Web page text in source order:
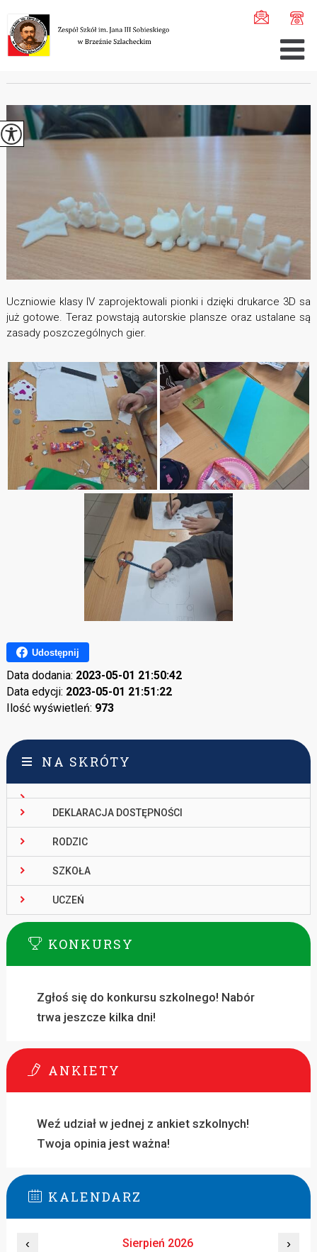
> Pionki ...
PIONKI DO GRY
Uczniowie klasy IV zaprojektowali pionki i dzięki drukarce 3D sa
już gotowe. Teraz powstają autorskie plansze oraz ustalane są
zasady poszczególnych gier.
Udostępnij
Data dodania: 2023-05-01 21:50:42
Data edycji: 2023-05-01 21:51:22
Ilość wyświetleń: 973
NA SKRÓTY
DEKLARACJA DOSTĘPNOŚCI
RODZIC
SZKOŁA
UCZEŃ
KONKURSY
Zgłoś się do konkursu szkolnego! Nabór
trwa jeszcze kilka dni!
ANKIETY
Weź udział w jednej z ankiet szkolnych!
Twoja opinia jest ważna!
KALENDARZ
‹ Sierpień 2026 ›